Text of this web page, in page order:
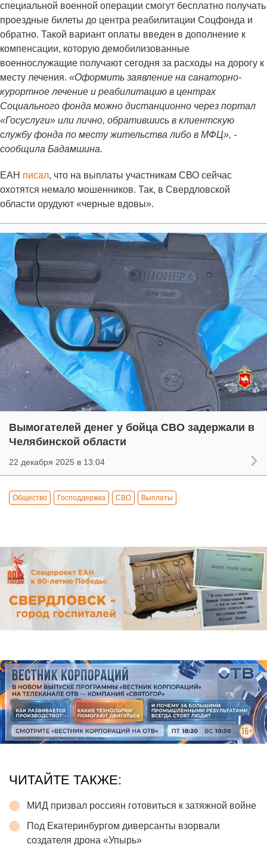
специальной военной операции смогут бесплатно получать
проездные билеты до центра реабилитации Соцфонда и
обратно. Такой вариант оплаты введен в дополнение к
компенсации, которую демобилизованные
военнослужащие получают сегодня за расходы на дорогу к
месту лечения. «Оформить заявление на санаторно-
курортное лечение и реабилитацию в центрах
Социального фонда можно дистанционно через портал
«Госуслуги» или лично, обратившись в клиентскую
службу фонда по месту жительства либо в МФЦ», -
сообщила Бадамшина.
ЕАН писал, что на выплаты участникам СВО сейчас
охотятся немало мошенников. Так, в Свердловской
области орудуют «черные вдовы».
Вымогателей денег у бойца СВО задержали в
Челябинской области
22 декабря 2025 в 13:04
Общество Господдержка СВО Выплаты
ЧИТАЙТЕ ТАКЖЕ:
МИД призвал россиян готовиться к затяжной войне
Под Екатеринбургом диверсанты взорвали
создателя дрона «Упырь»